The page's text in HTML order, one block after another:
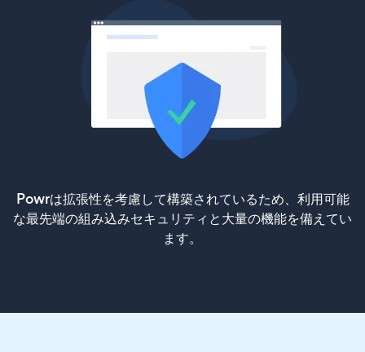
Powrは拡張性を考慮して構築されているため、利用可能
な最先端の組み込みセキュリティと大量の機能を備えてい
ます。